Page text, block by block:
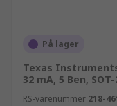
På lager
Texas
32 mA, 5 Ben, SOT-
RS-varenummer 218-